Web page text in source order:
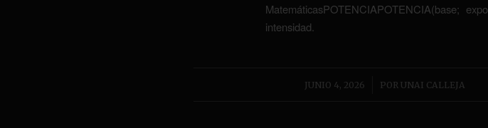
MatemáticasPOTENCIAPOTENCIA(base;
intensidad.
JUNIO 4, 2026
/ PORUNAI CALLEJA